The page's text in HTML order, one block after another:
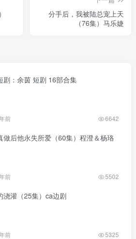
分手后，我被陆总宠上天
（76集）马乐婕
剧：余茵 短剧 16部合集
前 6642
做后他永失所爱（60集）程澄＆杨珞
前 5502
浇灌（25集）ca边剧
前 5325